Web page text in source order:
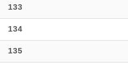
133
134
135